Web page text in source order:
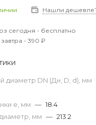
Нашли
сегодня - бесплатно
- 390 ₽
диаметр DN (Дн, D, d), мм
e, мм — 18.4
мм — 213.2